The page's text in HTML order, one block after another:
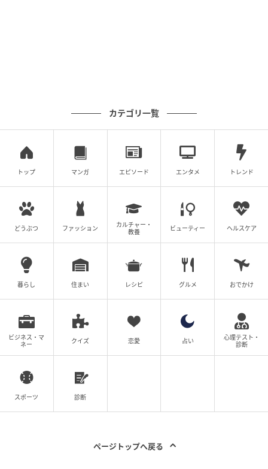
海岸沿いを歩きながら、「船には乗れなかったけど、
いい観光スポットだし海鮮丼も食べられたし、いいお
出かけになった」と配信者さん。予定が変更になって
も、こうして楽しめるのが素敵ですね。
波の花に大はしゃぎ
出典：クリススタイルチャンネル
さらに歩いて、今度は海が目の前に広がる絶景スポッ
ん押し寄せており、驚く配信者さん。風が強い日だっ
カテゴリ一覧
トップ マンガ エピソード エンタメ トレンド
どうぶつ ファッション
カルチャー・
教養
ビューティー ヘルスケア
暮らし 住まい レシピ グルメ おでかけ
ビジネス・マ
ネー
クイズ 恋愛 占い
心理テスト・
診断
スポーツ 診断
ページトップへ戻る